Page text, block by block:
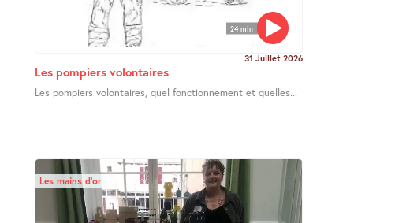
24 min
31 Juillet 2026
Les pompiers volontaires
Les pompiers volontaires, quel fonctionnement et quelles...
Les mains d’or